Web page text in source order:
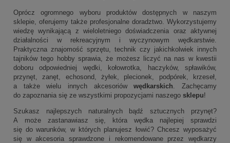
Oprócz ogromnego wyboru produktów dostępnych w naszym
sklepie, oferujemy także profesjonalne doradztwo. Wykorzystujemy
wiedzę wynikającą z wieloletniego doświadczenia oraz aktywnej
działalności w rekreacyjnym i wyczynowym wędkarstwie.
Praktyczna znajomość sprzętu, technik czy jakichkolwiek innych
tajników tego hobby sprawia, że możesz liczyć na nas w kwestii
doboru odpowiedniej wędki, kołowrotka, haczyków, spławików,
przynęt, zanęt, echosond, żyłek, plecionek, podpórek, krzeseł,
a także wielu innych akcesoriówwędkarskich . Zachęcamy
do zapoznania się ze wszystkimi propozycjami naszego sklepu!
Szukasz najlepszych naturalnych bądź sztucznych przynęt?
A może zastanawiasz się, która wędka najlepiej sprawdzi
się do warunków, w których planujesz łowić? Chcesz wyposażyć
się w akcesoria sprawdzone i rekomendowane przez wędkarzy